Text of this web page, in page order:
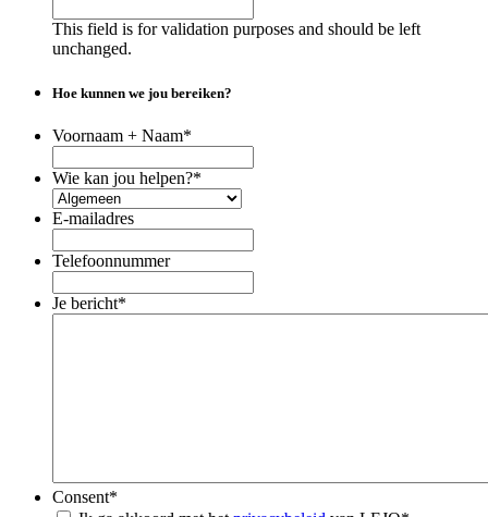
This field is for validation purposes and should be left
unchanged.
Hoe kunnen we jou bereiken?
Voornaam + Naam*
Wie kan jou helpen?*
E-mailadres
Telefoonnummer
Je bericht*
Consent*